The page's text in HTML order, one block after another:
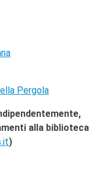
Pergola
alla biblioteca
)